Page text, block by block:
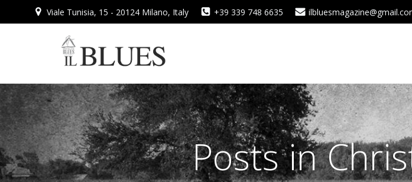
al
Viale Tunisia, 15 - 20124 Milano, Italy +39 339 748 6635
Posts in